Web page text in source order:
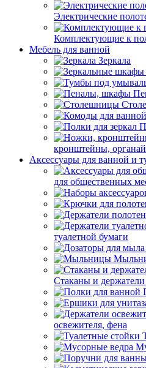
Электрические
Комплектующие к
Мебель для ванной
Зеркала
кронштейны,
Аксессуары для ванной и
для общественных
туалетной бумаги
Стаканы и
освежителя, фена